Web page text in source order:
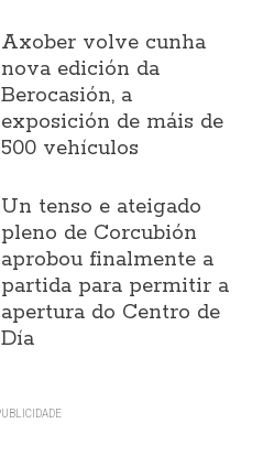
Axober volve cunha
nova edición da
Berocasión, a
exposición de máis de
500 vehículos
Un tenso e ateigado
pleno de Corcubión
aprobou finalmente a
partida para permitir a
apertura do Centro de
Día